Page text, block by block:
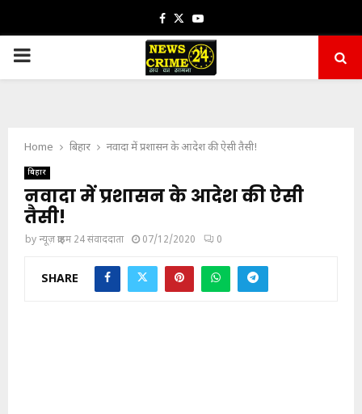
Facebook
TwitterYoutube
PRIMARY
Home बिहार नवादा में प्रशासन के आदेश की ऐसी तैसी!
बिहार
नवादा में प्रशासन के आदेश की ऐसी
तैसी!
byन्यूज़ क्राइम 24 संवाददाता 07/12/2020 0
SHARE